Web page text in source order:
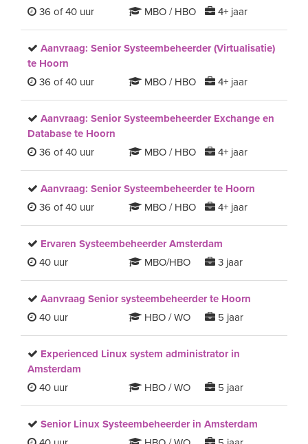
36 of 40 uur
MBO / HBO 4+ jaar
Aanvraag: Senior Systeembeheerder (Virtualisatie)
te Hoorn
36 of 40 uur
MBO / HBO 4+ jaar
Aanvraag: Senior Systeembeheerder Exchange en
Database te Hoorn
36 of 40 uur
MBO / HBO 4+ jaar
Aanvraag: Senior Systeembeheerder te Hoorn
36 of 40 uur
MBO / HBO 4+ jaar
Ervaren Systeembeheerder Amsterdam
40 uur
MBO/HBO 3 jaar
Aanvraag Senior systeembeheerder te Hoorn
40 uur
HBO / WO 5 jaar
Experienced Linux system administrator in
Amsterdam
40 uur
HBO / WO 5 jaar
Senior Linux Systeembeheerder in Amsterdam